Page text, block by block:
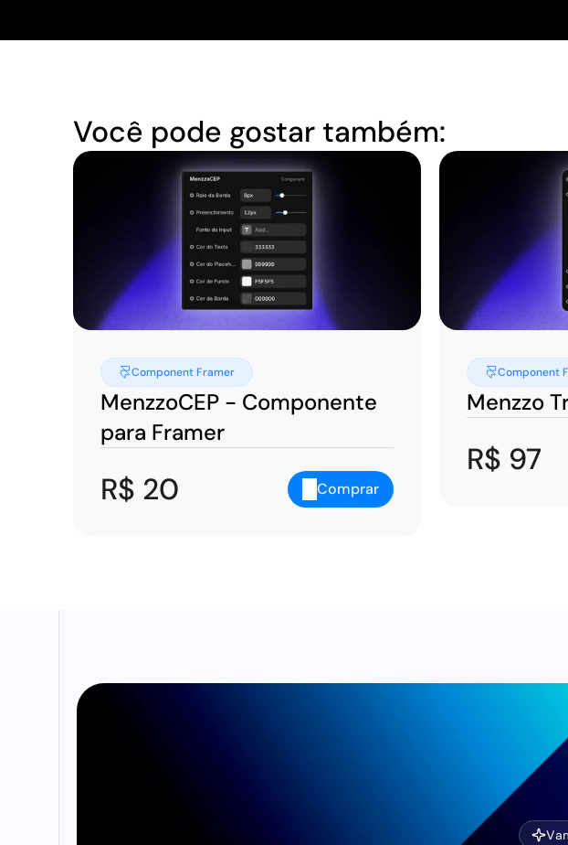
Você pode gostar também:
Component Framer
MenzzoCEP - Componente
para Framer
R$ 20 Comprar
Component
Menzzo
R$ 97